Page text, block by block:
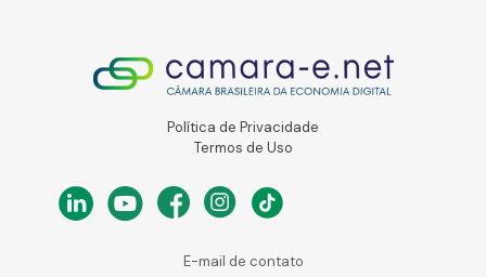
Política de Privacidade
Termos de Uso
E-mail de contato